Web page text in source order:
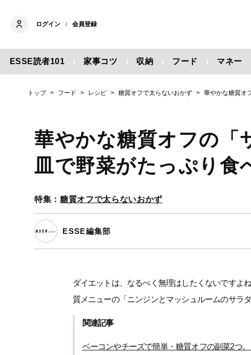
ログイン / 会員登録
ESSE読者101 家事コツ 収納 フード マネー
トップ フード レシピ 糖質オフで太らないおかず 華やかな糖質オ
華やかな糖質オフの「
皿で野菜がたっぷり食
特集：糖質オフで太らないおかず
ESSE編集部
ダイエットは、なるべく無理はしたくないです
質メニューの「ニンジンとマッシュルームのサラ
関連記事
ベーコンやチーズで簡単・糖質オフの副菜2つ